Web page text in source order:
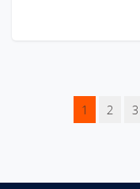
1 2 3